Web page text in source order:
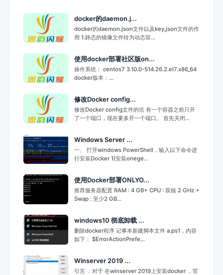
docker的daemon.j...
docker的daemon.json文件以及key,json文件的作
用 1.静态的镜像文件转为动态容...
使用docker部署社区版on...
操作系统： centos7 3.10.0-514.26.2.el7.x86_64
docker版本：...
修改Docker config...
修改Docker config文件的坑 有一个容器之前只开
了一个端口，现在要多开一个端口。 首先关闭...
Windows Server ...
一、 打开windows PowerShell，输入以下命令进
行安装Docker 1)安装onege...
使用Docker部署ONLYO...
推荐服务器配置 RAM : 4 GB+ CPU : 双核 2 GHz +
Swap : 至少2 GB...
windows10 彻底卸载 ...
删除docker程序 记事本新建脚本文件 a.ps1，内容
如下： $ErrorActionPrefe...
Winserver 2019 ...
引言 ：对于 在winserver 2019上安装docker ，官